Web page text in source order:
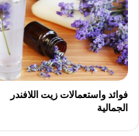
فوائد واستعمالات زيت اللافندر
الجمالية